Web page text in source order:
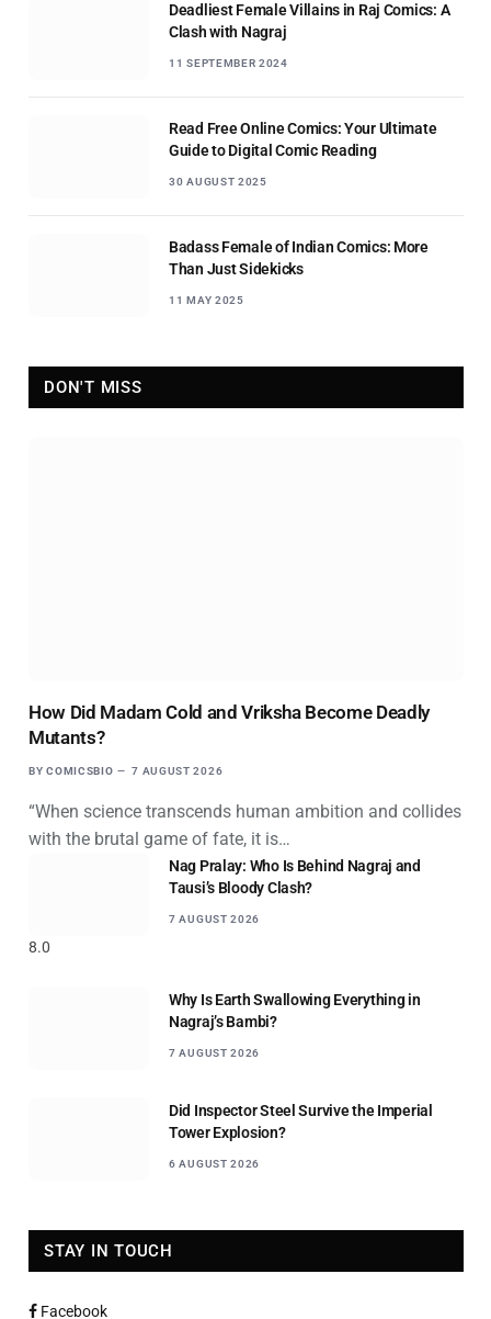
Deadliest Female Villains in Raj Comics: A
Clash with Nagraj
11 SEPTEMBER 2024
Read Free Online Comics: Your Ultimate
Guide to Digital Comic Reading
30 AUGUST 2025
Badass Female of Indian Comics: More
Than Just Sidekicks
11 MAY 2025
DON'T MISS
How Did Madam Cold and Vriksha Become Deadly
Mutants?
BY COMICSBIO 7 AUGUST 2026
“When science transcends human ambition and collides
with the brutal game of fate, it is…
8.0
Nag Pralay: Who Is Behind Nagraj and
Tausi’s Bloody Clash?
7 AUGUST 2026
Why Is Earth Swallowing Everything in
Nagraj’s Bambi?
7 AUGUST 2026
Did Inspector Steel Survive the Imperial
Tower Explosion?
6 AUGUST 2026
STAY IN TOUCH
Facebook